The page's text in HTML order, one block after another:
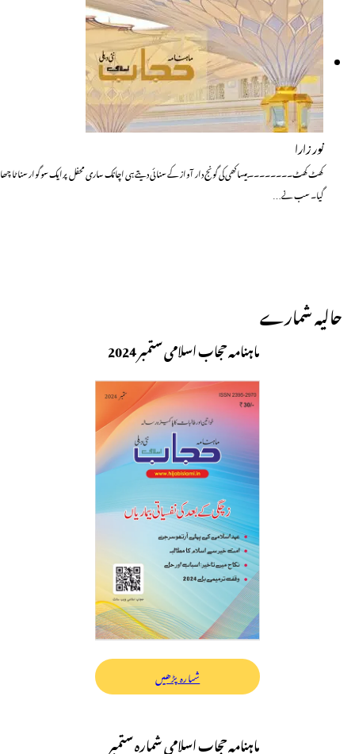
نور زارا
کھٹ کھٹ۔۔۔۔۔۔۔۔بیساکھی کی گونج دار آواز کے سنائی دیتے ہی اچانک ساری محفل پرایک سوگوار سناٹا چھا
گیا۔ سب نے…
حالیہ شمارے
ماہنامہ حجاب اسلامی ستمبر 2024
شمارہ پڑھیں
ماہنامہ حجاب اسلامی شمارہ ستمبر